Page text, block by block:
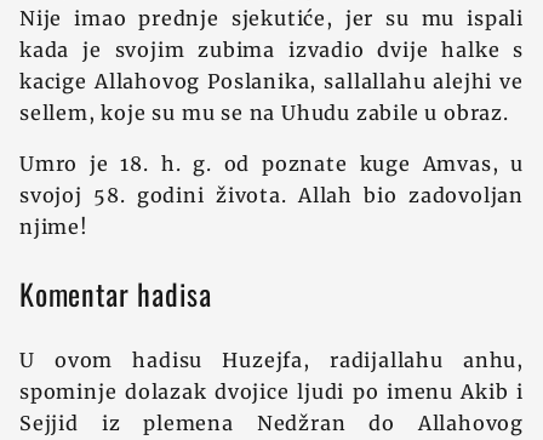
Nije imao prednje sjekutiće, jer su mu ispali
kada je svojim zubima izvadio dvije halke s
kacige Allahovog Poslanika, sallallahu alejhi ve
sellem, koje su mu se na Uhudu zabile u obraz.
Umro je 18. h. g. od poznate kuge Amvas, u
svojoj 58. godini života. Allah bio zadovoljan
njime!
Komentar hadisa
U ovom hadisu Huzejfa, radijallahu anhu,
spominje dolazak dvojice ljudi po imenu Akib i
Sejjid iz plemena Nedžran do Allahovog